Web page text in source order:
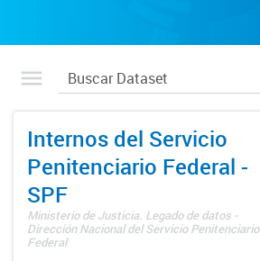
Internos del Servicio
Penitenciario Federal -
SPF
Ministerio de Justicia. Legado de datos -
Dirección Nacional del Servicio Penitenciario
Federal